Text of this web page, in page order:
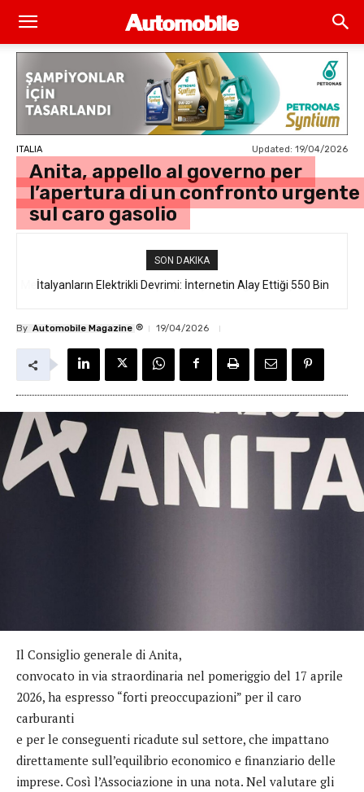
ITALIA Updated: 19/04/2026
Anita, appello al governo per
l’apertura di un confronto urgente
sul caro gasolio
SON DAKIKA
İtalyanların Elektrikli Devrimi: İnternetin Alay Ettiği 550 Bin
By Automobile Magazine ® 19/04/2026
Il Consiglio generale di Anita,
convocato in via straordinaria nel pomeriggio del 17 aprile
2026, ha espresso “forti preoccupazioni” per il caro
carburanti
e per le conseguenti ricadute sul settore, che impattano
direttamente sull’equilibrio economico e finanziario delle
imprese. Così l’Associazione in una nota. Nel valutare gli